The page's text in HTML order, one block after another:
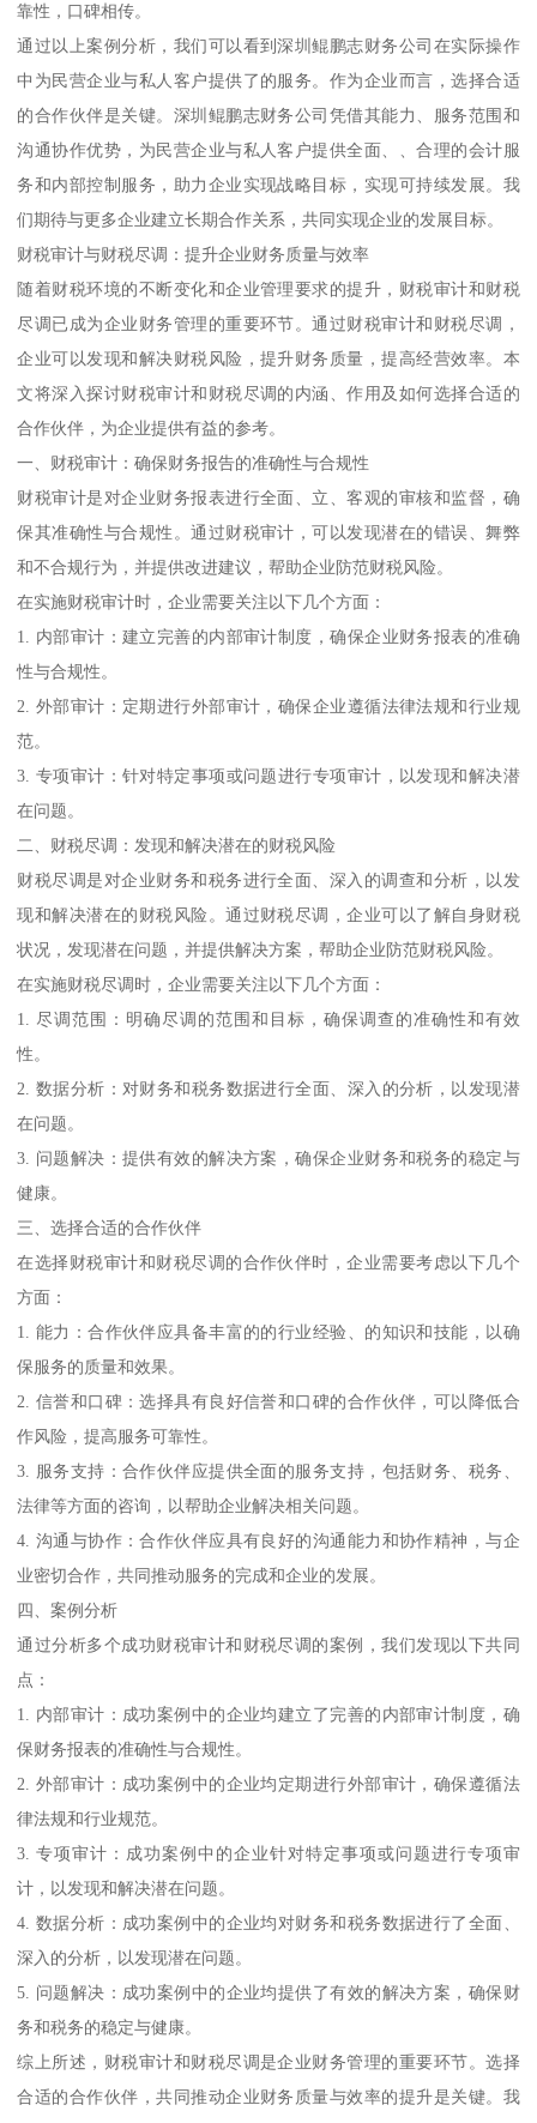
靠性，口碑相传。
通过以上案例分析，我们可以看到深圳鲲鹏志财务公司在实际操作
中为民营企业与私人客户提供了的服务。作为企业而言，选择合适
的合作伙伴是关键。深圳鲲鹏志财务公司凭借其能力、服务范围和
沟通协作优势，为民营企业与私人客户提供全面、、合理的会计服
务和内部控制服务，助力企业实现战略目标，实现可持续发展。我
们期待与更多企业建立长期合作关系，共同实现企业的发展目标。
财税审计与财税尽调：提升企业财务质量与效率
随着财税环境的不断变化和企业管理要求的提升，财税审计和财税
尽调已成为企业财务管理的重要环节。通过财税审计和财税尽调，
企业可以发现和解决财税风险，提升财务质量，提高经营效率。本
文将深入探讨财税审计和财税尽调的内涵、作用及如何选择合适的
合作伙伴，为企业提供有益的参考。
一、财税审计：确保财务报告的准确性与合规性
财税审计是对企业财务报表进行全面、立、客观的审核和监督，确
保其准确性与合规性。通过财税审计，可以发现潜在的错误、舞弊
和不合规行为，并提供改进建议，帮助企业防范财税风险。
在实施财税审计时，企业需要关注以下几个方面：
1. 内部审计：建立完善的内部审计制度，确保企业财务报表的准确
性与合规性。
2. 外部审计：定期进行外部审计，确保企业遵循法律法规和行业规
范。
3. 专项审计：针对特定事项或问题进行专项审计，以发现和解决潜
在问题。
二、财税尽调：发现和解决潜在的财税风险
财税尽调是对企业财务和税务进行全面、深入的调查和分析，以发
现和解决潜在的财税风险。通过财税尽调，企业可以了解自身财税
状况，发现潜在问题，并提供解决方案，帮助企业防范财税风险。
在实施财税尽调时，企业需要关注以下几个方面：
1. 尽调范围：明确尽调的范围和目标，确保调查的准确性和有效
性。
2. 数据分析：对财务和税务数据进行全面、深入的分析，以发现潜
在问题。
3. 问题解决：提供有效的解决方案，确保企业财务和税务的稳定与
健康。
三、选择合适的合作伙伴
在选择财税审计和财税尽调的合作伙伴时，企业需要考虑以下几个
方面：
1. 能力：合作伙伴应具备丰富的的行业经验、的知识和技能，以确
保服务的质量和效果。
2. 信誉和口碑：选择具有良好信誉和口碑的合作伙伴，可以降低合
作风险，提高服务可靠性。
3. 服务支持：合作伙伴应提供全面的服务支持，包括财务、税务、
法律等方面的咨询，以帮助企业解决相关问题。
4. 沟通与协作：合作伙伴应具有良好的沟通能力和协作精神，与企
业密切合作，共同推动服务的完成和企业的发展。
四、案例分析
通过分析多个成功财税审计和财税尽调的案例，我们发现以下共同
点：
1. 内部审计：成功案例中的企业均建立了完善的内部审计制度，确
保财务报表的准确性与合规性。
2. 外部审计：成功案例中的企业均定期进行外部审计，确保遵循法
律法规和行业规范。
3. 专项审计：成功案例中的企业针对特定事项或问题进行专项审
计，以发现和解决潜在问题。
4. 数据分析：成功案例中的企业均对财务和税务数据进行了全面、
深入的分析，以发现潜在问题。
5. 问题解决：成功案例中的企业均提供了有效的解决方案，确保财
务和税务的稳定与健康。
综上所述，财税审计和财税尽调是企业财务管理的重要环节。选择
合适的合作伙伴，共同推动企业财务质量与效率的提升是关键。我